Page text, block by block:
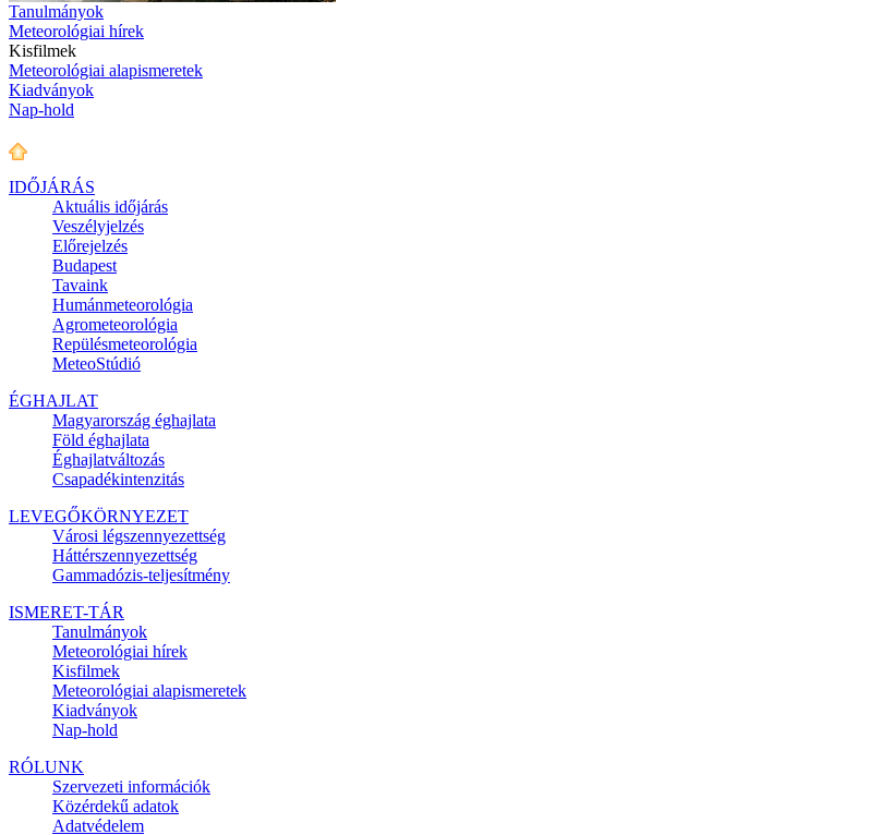
Tanulmányok
Meteorológiai hírek
Kisfilmek
Meteorológiai alapismeretek
Kiadványok
Nap-hold
IDŐJÁRÁS
Aktuális időjárás
Veszélyjelzés
Előrejelzés
Budapest
Tavaink
Humánmeteorológia
Agrometeorológia
Repülésmeteorológia
MeteoStúdió
ÉGHAJLAT
Magyarország éghajlata
Föld éghajlata
Éghajlatváltozás
Csapadékintenzitás
LEVEGŐKÖRNYEZET
Városi légszennyezettség
Háttérszennyezettség
Gammadózis-teljesítmény
ISMERET-TÁR
Tanulmányok
Meteorológiai hírek
Kisfilmek
Meteorológiai alapismeretek
Kiadványok
Nap-hold
RÓLUNK
Szervezeti információk
Közérdekű adatok
Adatvédelem